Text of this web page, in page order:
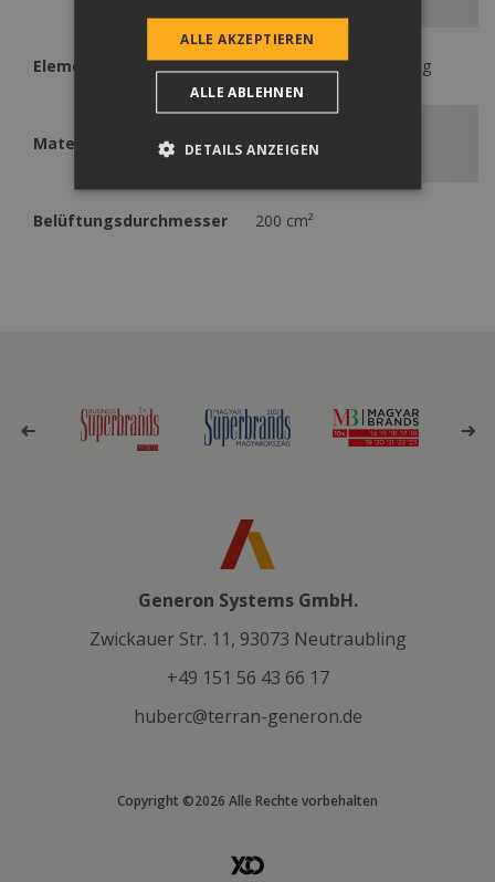
Elementenbedarf 1 Stk. / Sanitärentlüftung
Material
Polystyrene)
Belüftungsdurchmesser 200 cm²
Generon Systems GmbH.
Zwickauer Str. 11, 93073 Neutraubling
+49 151 56 43 66 17
huberc@terran-generon.de
Copyright ©2026 Alle Rechte vorbehalten
ALLE AKZEPTIEREN
ALLE ABLEHNEN
DETAILS ANZEIGEN